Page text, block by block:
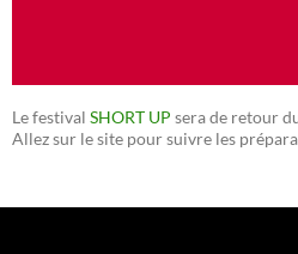
Le festival SHORT UP sera de retour
Allez sur le site pour suivre les